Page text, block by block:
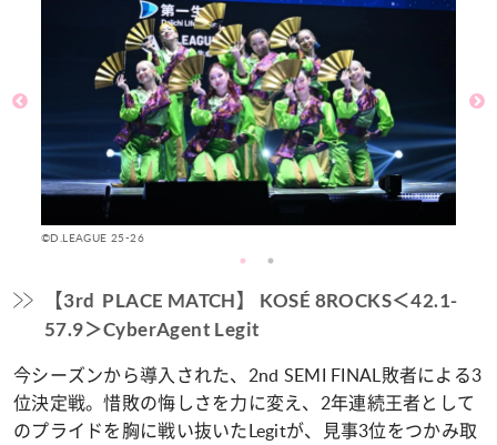
©D.LEAGUE 25-26
【3rd PLACE MATCH】 KOSÉ 8ROCKS＜42.1-
57.9＞CyberAgent Legit
今シーズンから導入された、2nd SEMI FINAL敗者による3
位決定戦。惜敗の悔しさを力に変え、2年連続王者として
のプライドを胸に戦い抜いたLegitが、見事3位をつかみ取